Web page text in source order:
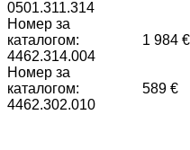
0501.311.314
Номер за
каталогом:
4462.314.004
1 984 €
Номер за
каталогом:
4462.302.010
589 €